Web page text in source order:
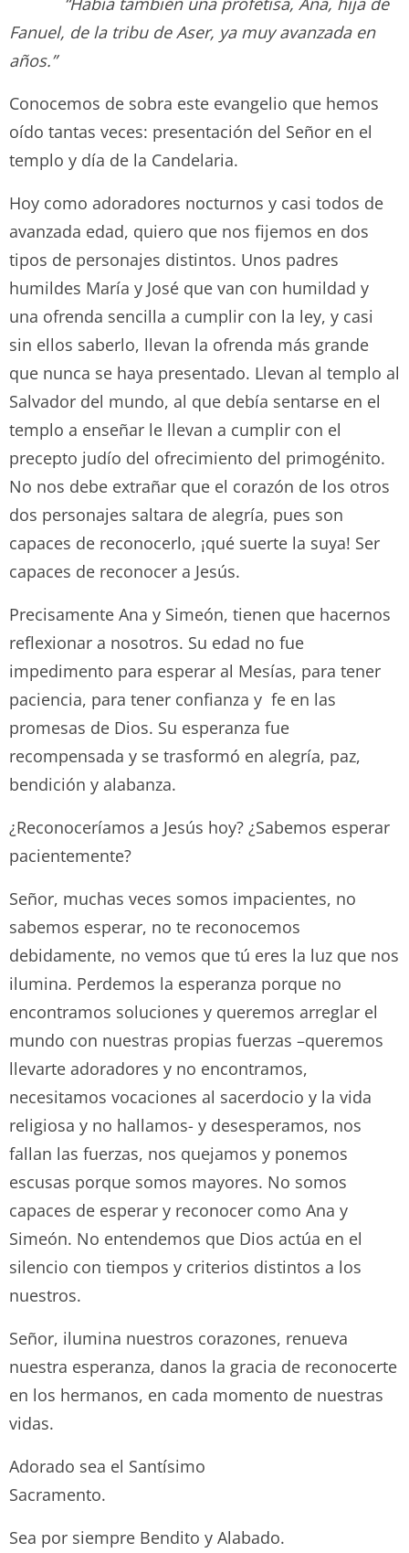
Fanuel, de la tribu de Aser, ya muy avanzada en
años.”
Conocemos de sobra este evangelio que hemos
oído tantas veces: presentación del Señor en el
templo y día de la Candelaria.
Hoy como adoradores nocturnos y casi todos de
avanzada edad, quiero que nos fijemos en dos
tipos de personajes distintos. Unos padres
humildes María y José que van con humildad y
una ofrenda sencilla a cumplir con la ley, y casi
sin ellos saberlo, llevan la ofrenda más grande
que nunca se haya presentado. Llevan al templo al
Salvador del mundo, al que debía sentarse en el
templo a enseñar le llevan a cumplir con el
precepto judío del ofrecimiento del primogénito.
No nos debe extrañar que el corazón de los otros
dos personajes saltara de alegría, pues son
capaces de reconocerlo, ¡qué suerte la suya! Ser
capaces de reconocer a Jesús.
Precisamente Ana y Simeón, tienen que hacernos
reflexionar a nosotros. Su edad no fue
impedimento para esperar al Mesías, para tener
paciencia, para tener confianza y fe en las
promesas de Dios. Su esperanza fue
recompensada y se trasformó en alegría, paz,
bendición y alabanza.
¿Reconoceríamos a Jesús hoy? ¿Sabemos esperar
pacientemente?
Señor, muchas veces somos impacientes, no
sabemos esperar, no te reconocemos
debidamente, no vemos que tú eres la luz que nos
ilumina. Perdemos la esperanza porque no
encontramos soluciones y queremos arreglar el
mundo con nuestras propias fuerzas –queremos
llevarte adoradores y no encontramos,
necesitamos vocaciones al sacerdocio y la vida
religiosa y no hallamos- y desesperamos, nos
fallan las fuerzas, nos quejamos y ponemos
escusas porque somos mayores. No somos
capaces de esperar y reconocer como Ana y
Simeón. No entendemos que Dios actúa en el
silencio con tiempos y criterios distintos a los
nuestros.
Señor, ilumina nuestros corazones, renueva
nuestra esperanza, danos la gracia de reconocerte
en los hermanos, en cada momento de nuestras
vidas.
Adorado sea el Santísimo
Sacramento.
Sea por siempre Bendito y Alabado.